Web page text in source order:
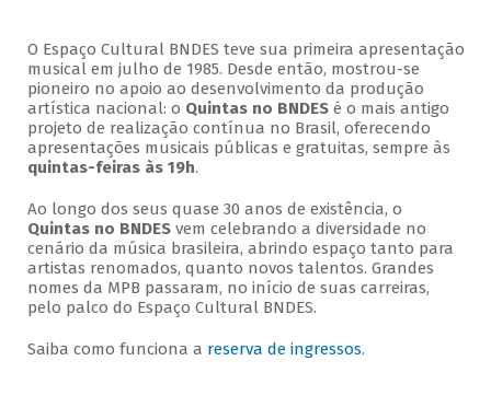
O Espaço Cultural BNDES teve sua primeira apresentação
musical em julho de 1985. Desde então, mostrou-se
pioneiro no apoio ao desenvolvimento da produção
artística nacional: o Quintas no BNDESé o mais antigo
projeto de realização contínua no Brasil, oferecendo
apresentações musicais públicas e gratuitas, sempre às
quintas-feiras às 19h.
Ao longo dos seus quase 30 anos de existência, o
Quintas no BNDESvem celebrando a diversidade no
cenário da música brasileira, abrindo espaço tanto para
artistas renomados, quanto novos talentos. Grandes
nomes da MPB passaram, no início de suas carreiras,
pelo palco do Espaço Cultural BNDES.
Saiba como funciona a reserva de ingressos.